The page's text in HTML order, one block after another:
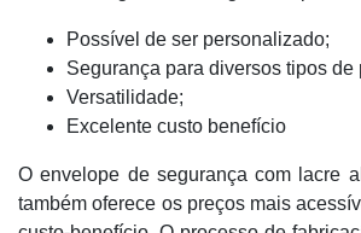
Possível de ser personalizado;
Segurança para diversos tipos de
Versatilidade;
Excelente custo benefício
O envelope de segurança com lacre
também oferece os preços mais